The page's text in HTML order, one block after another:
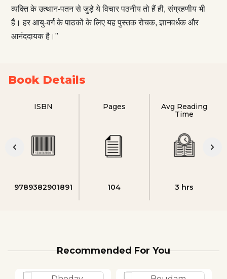
व्यक्ति के उत्थान-पतन से जुड़े ये विचार पठनीय तो हैं ही, संग्रहणीय भी
हैं। हर आयु-वर्ग के पाठकों के लिए यह पुस्तक रोचक, ज्ञानवर्धक और
आनंददायक है।"
Book Details
ISBN
9789382901891
Pages
104
Avg Reading
Time
3 hrs
Recommended For You